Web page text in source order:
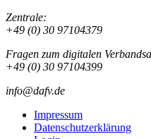
Zentrale:
+49 (0) 30 97104379
Fragen zum digitalen
+49 (0) 30 97104399
info@dafv.de
Impressum
Datenschutzerklärung